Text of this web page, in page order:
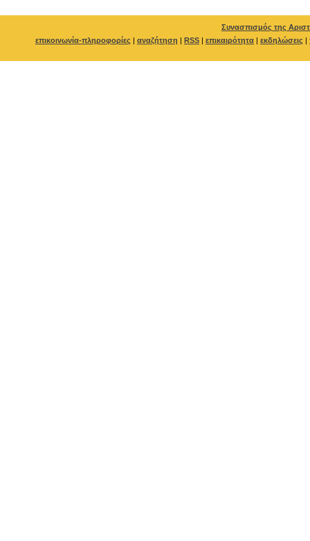
Συνασπισμός της
επικοινωνία-πληροφορίες | αναζήτηση | RSS | επικαιρότητα | εκδηλώσεις |